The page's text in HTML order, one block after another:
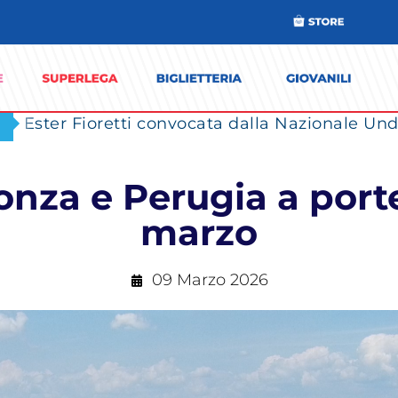
Ester Fioretti convocata dalla Nazionale
e Perugia a
marzo
09 Marzo 2026